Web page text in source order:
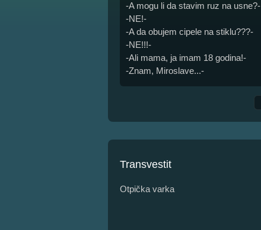
-A mogu li da stavim ruz na usne?-
-NE!-
-A da obujem cipele na stiklu???-
-NE!!!-
-Ali mama, ja imam 18 godina!-
-Znam, Miroslave...-
Transvestit
Otpička varka